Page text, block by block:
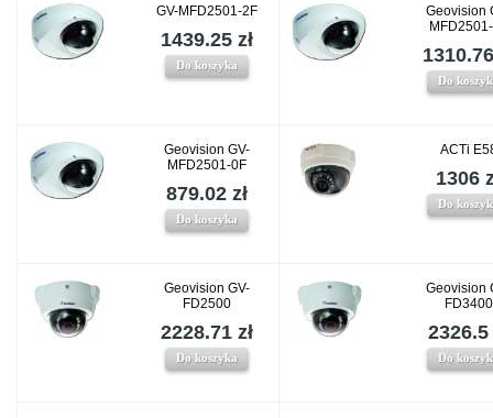
GV-MFD2501-2F
1439.25 zł
Do koszyka
Geovision
Do
Geovision GV-
MFD2501-0F
879.02 zł
Do koszyka
ACTi
1306
Do
Geovision GV-
FD2500
2228.71 zł
Do koszyka
Geovision
FD3400
2326.5
Do